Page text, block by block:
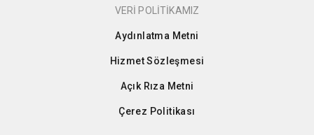
VERİ POLİTİKAMIZ
Aydınlatma Metni
Hizmet Sözleşmesi
Açık Rıza Metni
Çerez Politikası